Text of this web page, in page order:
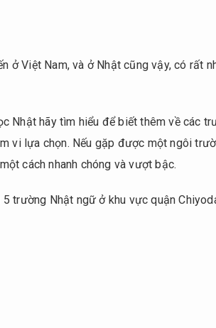
ở Việt Nam, và ở Nhật cũng vậy, có rất
Nhật hãy tìm hiểu để biết thêm về các
vi lựa chọn. Nếu gặp được một ngôi
cách nhanh chóng và vượt bậc.
trường Nhật ngữ ở khu vực quận